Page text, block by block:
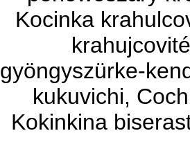
Kocinka
gyöngyszürke-
kukuvichi,
Kokinkina